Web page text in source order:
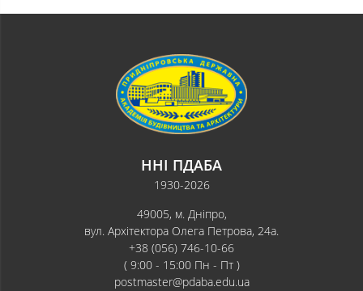
ННІ ПДАБА
1930-2026
49005, м. Дніпро,
вул. Архітектора Олега Петрова, 24а.
+38 (056) 746-10-66
( 9:00 - 15:00 Пн - Пт )
postmaster@pdaba.edu.ua